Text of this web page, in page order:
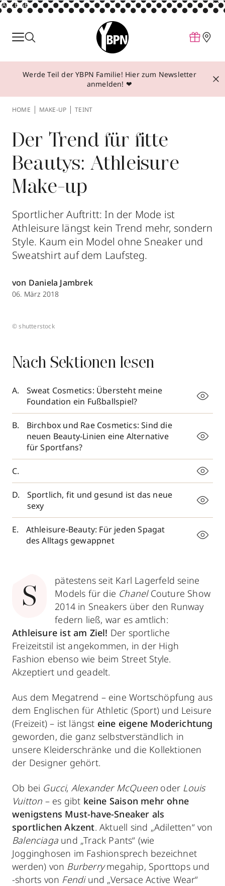
ANZEIGE
Parfum
Make-up
Behandlungen
Über YBPN
Aktionen
Storefinder
Werde Teil der YBPN Familie! Hier zum Newsletter
anmelden! ❤
HOME MAKE-UP TEINT
Der Trend für fitte
Beautys: Athleisure
Make-up
Sportlicher Auftritt: In der Mode ist
Athleisure längst kein Trend mehr, sondern
Style. Kaum ein Model ohne Sneaker und
Sweatshirt auf dem Laufsteg.
von Daniela Jambrek
06. März 2018
© shutterstock
Nach Sektionen lesen
Sweat Cosmetics: Übersteht meine
Foundation ein Fußballspiel?
Birchbox und Rae Cosmetics: Sind die
neuen Beauty-Linien eine Alternative
für Sportfans?
Sportlich, fit und gesund ist das neue
sexy
Athleisure-Beauty: Für jeden Spagat
des Alltags gewappnet
S
pätestens seit Karl Lagerfeld seine
Models für die ChanelCouture Show
2014 in Sneakers über den Runway
federn ließ, war es amtlich:
Athleisure ist am Ziel! Der sportliche
Freizeitstil ist angekommen, in der High
Fashion ebenso wie beim Street Style.
Akzeptiert und geadelt.
Aus dem Megatrend – eine Wortschöpfung aus
dem Englischen für Athletic (Sport) und Leisure
(Freizeit) – ist längst eine eigene Moderichtung
geworden, die ganz selbstverständlich in
unsere Kleiderschränke und die Kollektionen
der Designer gehört.
Ob bei Gucci, Alexander McQueen oder Louis
Vuitton – es gibt keine Saison mehr ohne
wenigstens Must-have-Sneaker als
sportlichen Akzent. Aktuell sind „Adiletten“ von
Balenciaga und „Track Pants“ (wie
Jogginghosen im Fashionsprech bezeichnet
werden) von Burberrymegahip, Sporttops und
-shorts von Fendiund „Versace Active Wear“